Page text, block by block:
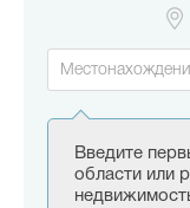
Введите
области или